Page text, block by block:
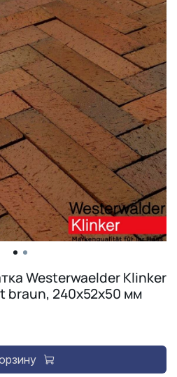
Westerwaelder Klinker
braun, 240x52x50 мм